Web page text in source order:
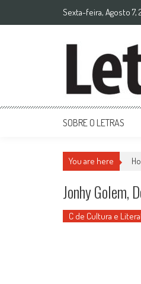
Sexta-feira, Agosto 7,
SOBRE O LETRAS
You are here
Jonhy Golem,
C de Cultura e